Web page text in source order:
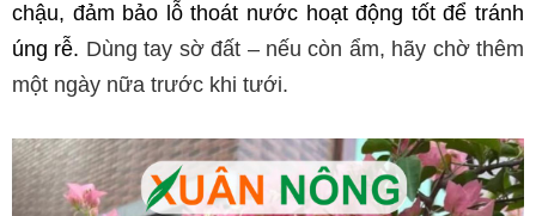
chậu, đảm bảo lỗ thoát nước hoạt động tốt để tránh
úng rễ. Dùng tay sờ đất – nếu còn ẩm, hãy chờ thêm
một ngày nữa trước khi tưới.